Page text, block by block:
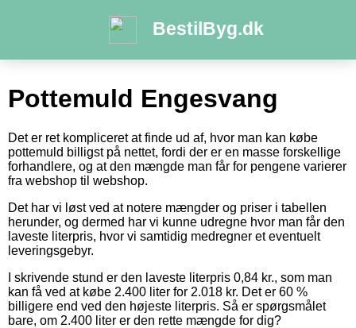
BestilByg.dk
Pottemuld Engesvang
Det er ret kompliceret at finde ud af, hvor man kan købe
pottemuld billigst på nettet, fordi der er en masse forskellige
forhandlere, og at den mængde man får for pengene varierer
fra webshop til webshop.
Det har vi løst ved at notere mængder og priser i tabellen
herunder, og dermed har vi kunne udregne hvor man får den
laveste literpris, hvor vi samtidig medregner et eventuelt
leveringsgebyr.
I skrivende stund er den laveste literpris 0,84 kr., som man
kan få ved at købe 2.400 liter for 2.018 kr. Det er 60 %
billigere end ved den højeste literpris. Så er spørgsmålet
bare, om 2.400 liter er den rette mængde for dig?